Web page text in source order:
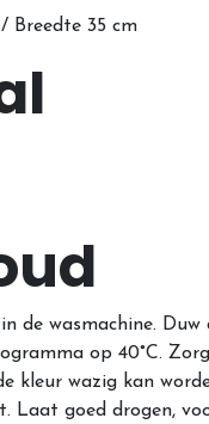
Breedte 35 cm
de wasmachine.
op 40°C.
kleur wazig kan
Laat goed drogen,